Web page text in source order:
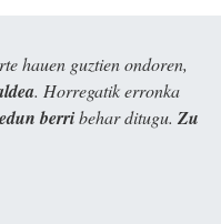
hauen guztien ondoren,
. Horregatik erronka
berribehar ditugu. Zu